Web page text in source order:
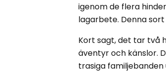
igenom de flera
lagarbete. Denna
Kort sagt, det tar två
äventyr och känslor.
trasiga